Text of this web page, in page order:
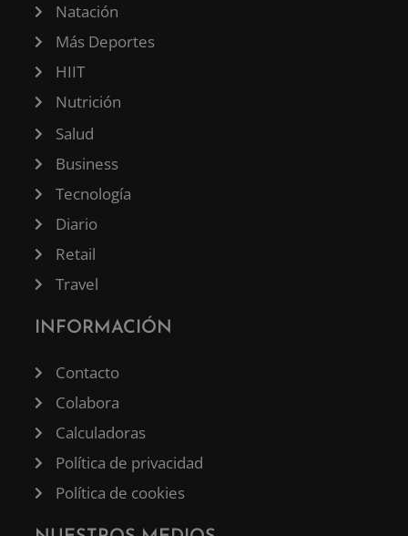
Natación
Más Deportes
HIIT
Nutrición
Salud
Business
Tecnología
Diario
Retail
Travel
INFORMACIÓN
Contacto
Colabora
Calculadoras
Política de privacidad
Política de cookies